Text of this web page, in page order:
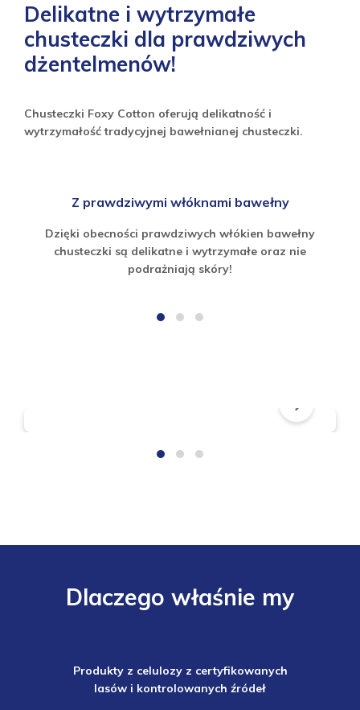
Delikatne i wytrzymałe
chusteczki dla prawdziwych
dżentelmenów!
Chusteczki Foxy Cotton oferują delikatność i
wytrzymałość tradycyjnej bawełnianej chusteczki.
Z prawdziwymi włóknami bawełny
Dzięki obecności prawdziwych włókien bawełny
chusteczki są delikatne i wytrzymałe oraz nie
podrażniają skóry!
Dlaczego właśnie my
Produkty z celulozy z certyfikowanych
lasów i kontrolowanych źródeł